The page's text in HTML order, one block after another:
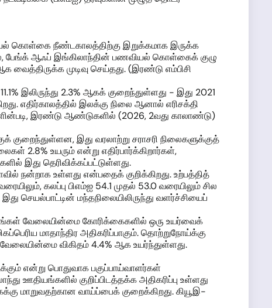
கொள்கை நீண்டகாலத்திற்கு இறுக்கமாக இருக்க
பேங்க் ஆஃப் இங்கிலாந்தின் பணவியல் கொள்கைக் குழு
முடிவு செய்தது. (இரண்டு எம்பிசி
இலிருந்து 2.3% ஆகக் குறைந்துள்ளது - இது 2021
எதிர்காலத்தில் இலக்கு நிலை ஆனால் எரிசக்தி
இரண்டு ஆண்டுகளில் (2026, 2வது காலாண்டு)
குறைந்துள்ளன, இது வரலாற்று சராசரி நிலைகளுக்குத்
2.8% உயரும் என்று எதிர்பார்க்கிறார்கள்,
இது தெரிவிக்கப்பட்டுள்ளது.
நன்றாக உள்ளது என்பதைக் குறிக்கிறது. உற்பத்தித்
கலப்பு பிஎம்ஐ 54.1 முதல் 53.0 வரையிலும் சில
செயல்பாட்டின் மந்தநிலையிலிருந்து வளர்ச்சியைப்
வேலையின்மை கோரிக்கைகளில் ஒரு உயர்வைக்
மாதாந்திர அதிகரிப்பாகும். தொற்றுநோய்க்கு
வேலையின்மை விகிதம் 4.4% ஆக உயர்ந்துள்ளது.
என்று பொதுவாக பகுப்பாய்வாளர்கள்
ஊதியங்களில் குறிப்பிடத்தக்க அதிகரிப்பு உள்ளது
மாறுவதற்கான வாய்ப்பைக் குறைக்கிறது. கியூஇ-